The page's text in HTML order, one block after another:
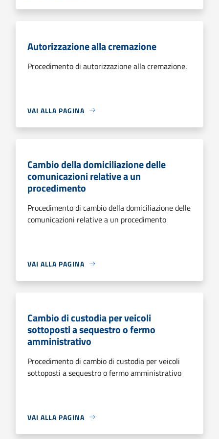
Autorizzazione alla cremazione
Procedimento di autorizzazione alla cremazione.
VAI ALLA PAGINA
Cambio della domiciliazione delle
comunicazioni relative a un
procedimento
Procedimento di cambio della domiciliazione delle
comunicazioni relative a un procedimento
VAI ALLA PAGINA
Cambio di custodia per veicoli
sottoposti a sequestro o fermo
amministrativo
Procedimento di cambio di custodia per veicoli
sottoposti a sequestro o fermo amministrativo
VAI ALLA PAGINA